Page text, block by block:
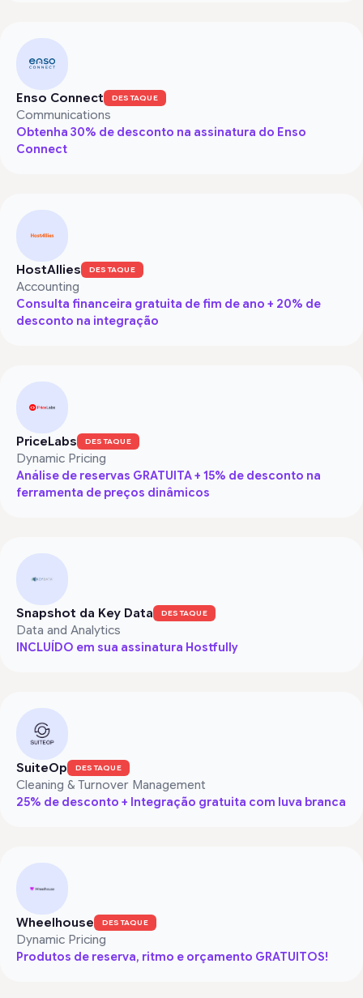
Enso Connect DESTAQUE
Communications
Obtenha 30% de desconto na assinatura do Enso
Connect
HostAllies DESTAQUE
Accounting
Consulta financeira gratuita de fim de ano + 20% de
desconto na integração
PriceLabs DESTAQUE
Dynamic Pricing
Análise de reservas GRATUITA + 15% de desconto na
ferramenta de preços dinâmicos
Snapshot da Key Data DESTAQUE
Data and Analytics
INCLUÍDO em sua assinatura Hostfully
SuiteOp DESTAQUE
Cleaning & Turnover Management
25% de desconto + Integração gratuita com luva branca
Wheelhouse DESTAQUE
Dynamic Pricing
Produtos de reserva, ritmo e orçamento GRATUITOS!